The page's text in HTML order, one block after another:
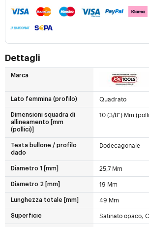
Dettagli
Marca
Lato femmina (profilo) Quadrato
Dimensioni squadra di
allineamento [mm
(pollici)]
10 (3/8") Mm
Testa bullone / profilo
dado
Dodecagonale
Diametro 1 [mm] 25,7 Mm
Diametro 2 [mm] 19 Mm
Lunghezza totale [mm] 49 Mm
Superficie Satinato opaco,